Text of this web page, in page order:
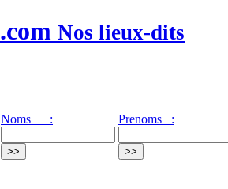
Nos lieux-dits
Noms : Prenoms :